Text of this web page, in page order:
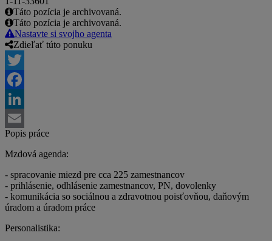
Táto pozícia je archivovaná.
Táto pozícia je archivovaná.
Nastavte si svojho agenta
Zdieľať túto ponuku
Twitter
Facebook
LinkedIn
Email
Popis práce
Mzdová agenda:
- spracovanie miezd pre cca 225 zamestnancov
- prihlásenie, odhlásenie zamestnancov, PN, dovolenky
- komunikácia so sociálnou a zdravotnou poisťovňou, daňovým
úradom a úradom práce
Personalistika: